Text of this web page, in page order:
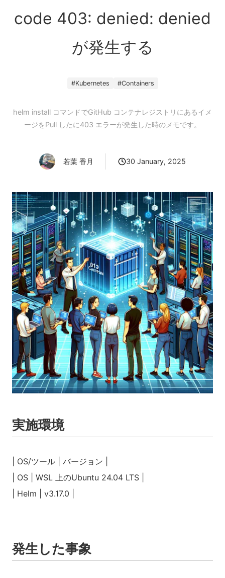
code 403: denied: denied
が発生する
#Kubernetes #Containers
helm install コマンドでGitHub コンテナレジストリにあるイメ
ージをPull したに403 エラーが発生した時のメモです。
若葉 香月 30 January, 2025
実施環境
| OS/ツール | バージョン |
| OS | WSL 上のUbuntu 24.04 LTS |
| Helm | v3.17.0 |
発生した事象